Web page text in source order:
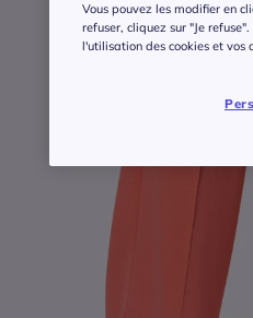
Vous pouvez les modifier en
refuser, cliquez sur "Je
l'utilisation des cookies et vos